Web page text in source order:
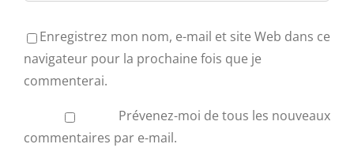
Enregistrez mon nom, e-mail et site Web dans ce
navigateur pour la prochaine fois que je
commenterai.
Prévenez-moi de tous les nouveaux
commentaires par e-mail.